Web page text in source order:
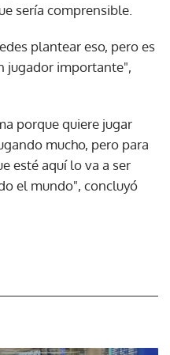
sería comprensible.
plantear eso, pero es
jugador importante",
porque quiere jugar
mucho, pero para
esté aquí lo va a ser
el mundo", concluyó